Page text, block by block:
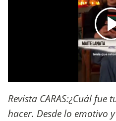
Revista CARAS:¿Cuál
hacer. Desde lo emotivo